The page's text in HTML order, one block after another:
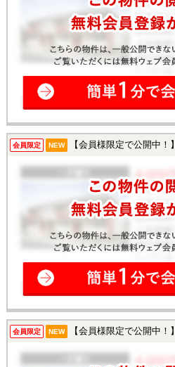
会員限定 NEW 【会員様限定で公開中！】
会員限定 NEW 【会員様限定で公開中！】